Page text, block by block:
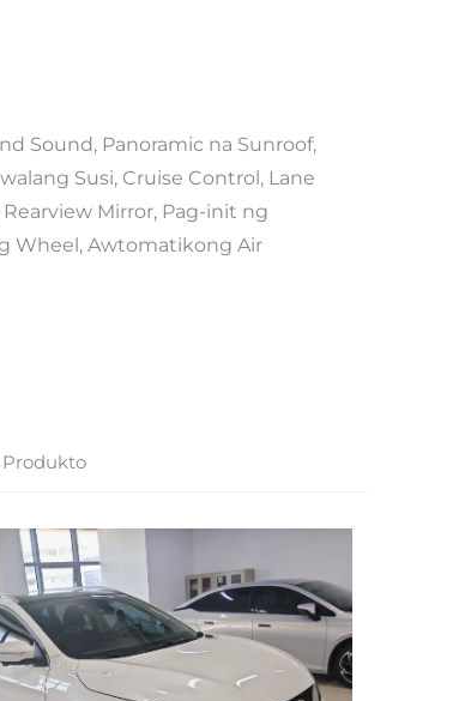
Sound, Panoramic na Sunroof,
Susi, Cruise Control, Lane
Mirror, Pag-init ng
Wheel, Awtomatikong Air